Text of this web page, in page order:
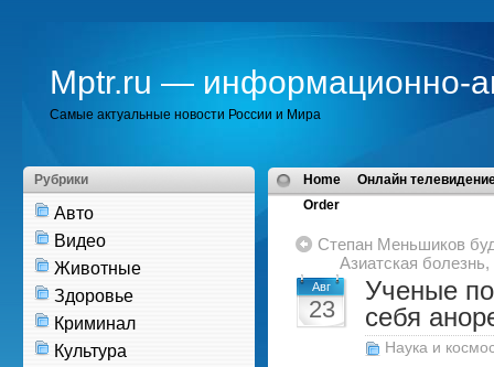
Mptr.ru — информационно-
Самые актуальные новости России и Мира
Рубрики
Авто
Видео
Животные
Здоровье
Криминал
Культура
Home
Онлайн
Order
Степан Меньшиков
Азиатская
Авг
23
Ученые
себя
Наука и